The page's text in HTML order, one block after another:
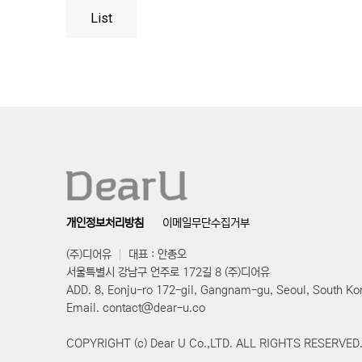
List
개인정보처리방침 이메일무단수집거부
(주)디어유
대표 : 안종오
서울특별시 강남구 언주로 172길 8 (주)디어유
ADD. 8, Eonju-ro 172-gil, Gangnam-gu, Seoul, South
Email. contact@dear-u.co
COPYRIGHT (c) Dear U Co.,LTD. ALL RIGHTS RESERVED.